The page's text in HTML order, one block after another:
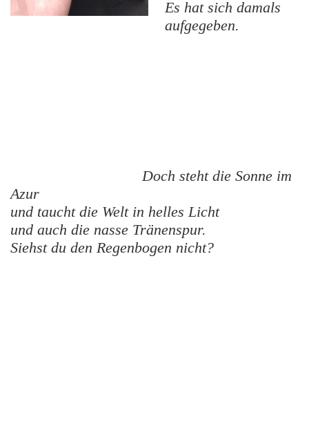
Es hat sich damals
aufgegeben.
Doch steht die Sonne im
Azur
und taucht die Welt in helles Licht
und auch die nasse Tränenspur.
Siehst du den Regenbogen nicht?